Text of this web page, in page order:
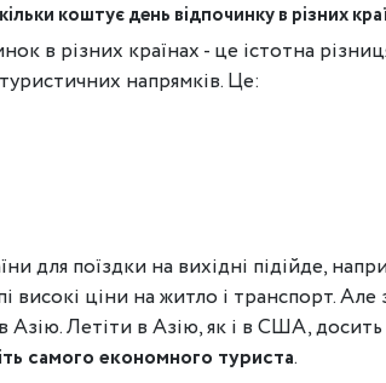
коштує день відпочинку в різних
в різних країнах - це істотна
напрямків. Це:
для поїздки на вихідні підійде,
високі ціни на житло і транспорт.
Азію. Летіти в Азію, як і в США,
самого економного туриста.